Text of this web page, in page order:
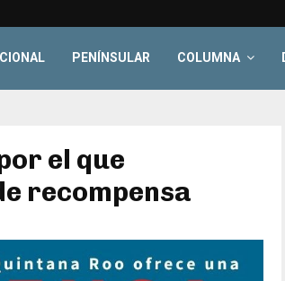
PENÍNSULAR COLUMNA
el que
recompensa